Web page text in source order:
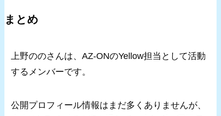
まとめ
上野ののさんは、AZ-ONのYellow担当として活動
するメンバーです。
公開プロフィール情報はまだ多くありませんが、